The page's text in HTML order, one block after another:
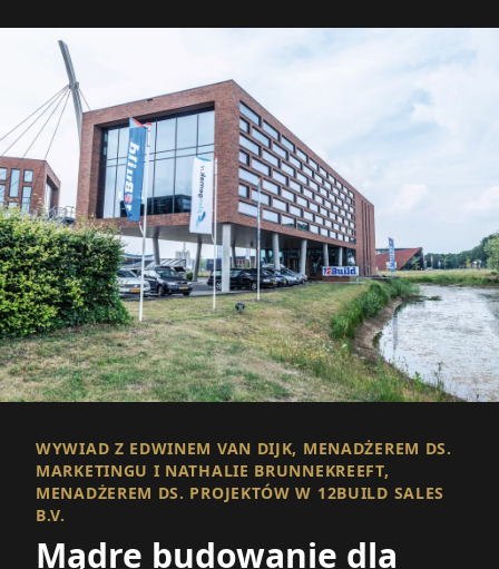
WYWIAD Z EDWINEM VAN DIJK, MENADŻEREM DS.
MARKETINGU I NATHALIE BRUNNEKREEFT,
MENADŻEREM DS. PROJEKTÓW W 12BUILD SALES
B.V.
Mądre budowanie dla